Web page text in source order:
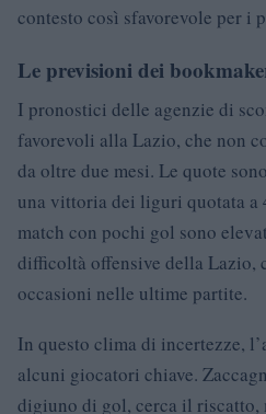
contesto così sfavorevole per i
Le previsioni dei
I pronostici delle agenzie di
favorevoli alla Lazio, che non
da oltre due mesi. Le quote
una vittoria dei liguri quotata a
match con pochi gol sono
difficoltà offensive della Lazio,
occasioni nelle ultime partite.
In questo clima di incertezze,
alcuni giocatori chiave.
digiuno di gol, cerca il